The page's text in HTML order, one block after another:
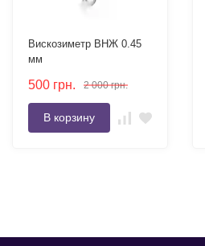
Вискозиметр ВНЖ 0.45
мм
500 грн. 2 000 грн.
В корзину